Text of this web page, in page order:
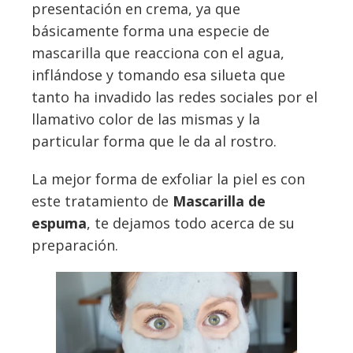
presentación en crema, ya que
básicamente forma una especie de
mascarilla que reacciona con el agua,
inflándose y tomando esa silueta que
tanto ha invadido las redes sociales por el
llamativo color de las mismas y la
particular forma que le da al rostro.
La mejor forma de exfoliar la piel es con
este tratamiento de Mascarilla de
espuma, te dejamos todo acerca de su
preparación.